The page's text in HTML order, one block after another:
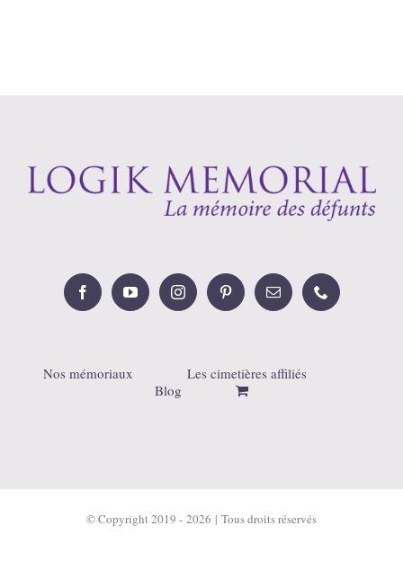
Nos mémoriaux
Les cimetières affiliés
Blog
© Copyright 2019 - 2026 | Tous droits réservés